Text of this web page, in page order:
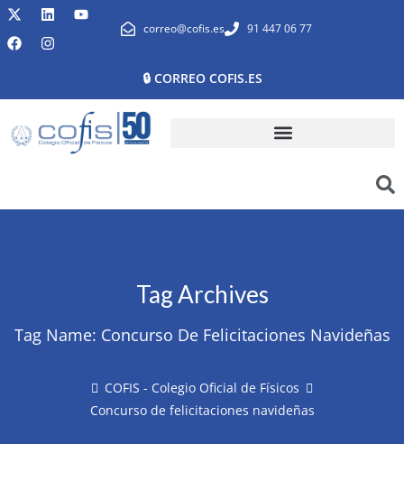
correo@cofis.es 91 447 06 77
🔒 CORREO COFIS.ES
Tag Archives
Tag Name: Concurso De Felicitaciones Navideñas
COFIS - Colegio Oficial de Físicos
Concurso de felicitaciones navideñas